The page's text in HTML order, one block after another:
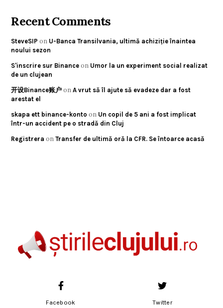
Recent Comments
SteveSIP on U-Banca Transilvania, ultimă achiziție înaintea
noului sezon
S'inscrire sur Binance on Umor la un experiment social realizat
de un clujean
开设Binance账户 onA vrut să îl ajute să evadeze dar a fost
arestat el
skapa ett binance-konto on Un copil de 5 ani a fost implicat
într-un accident pe o stradă din Cluj
Registrera onTransfer de ultimă oră la CFR. Se întoarce acasă
Facebook Twitter